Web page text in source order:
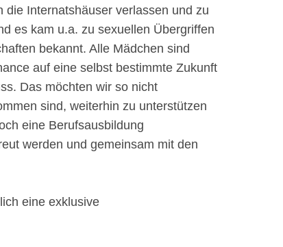
Internatshäuser verlassen und zu
es kam u.a. zu sexuellen Übergriffen
bekannt. Alle Mädchen sind
auf eine selbst bestimmte Zukunft
Das möchten wir so nicht
sind, weiterhin zu unterstützen
eine Berufsausbildung
werden und gemeinsam mit den
eine exklusive